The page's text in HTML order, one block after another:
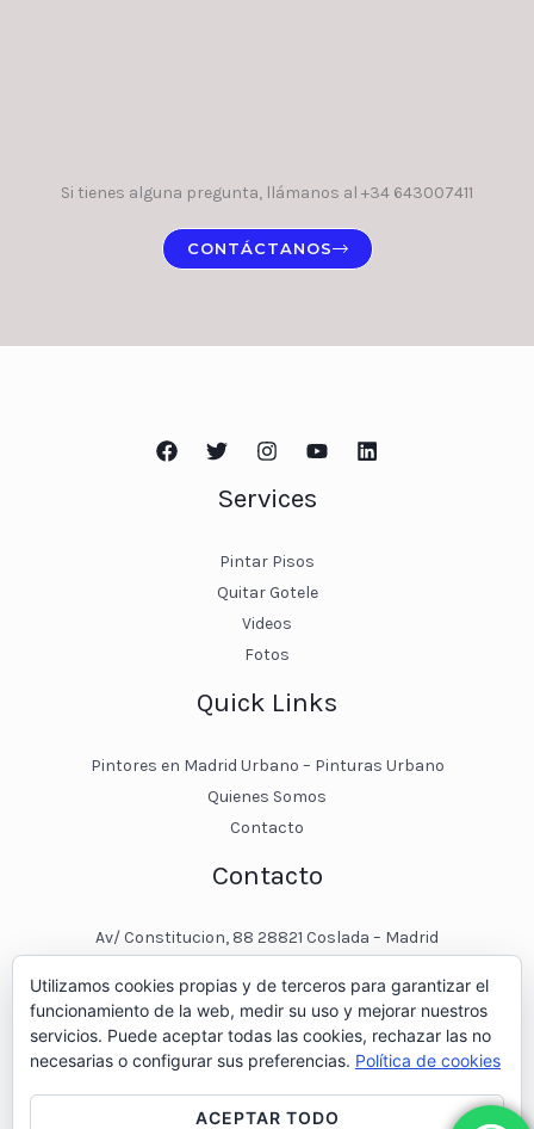
Si tienes alguna pregunta, llámanos al +34 643007411
CONTÁCTANOS
Services
Pintar Pisos
Quitar Gotele
Videos
Fotos
Quick Links
Pintores en Madrid Urbano – Pinturas Urbano
Quienes Somos
Contacto
Contacto
Av/ Constitucion, 88 28821 Coslada – Madrid
pinturasurbano@hotmail.es
+34 – 643 00 74 11
Utilizamos cookies propias y de terceros para garantizar el
funcionamiento de la web, medir su uso y mejorar nuestros
servicios. Puede aceptar todas las cookies, rechazar las no
necesarias o configurar sus preferencias. Política de cookies
ACEPTAR TODO